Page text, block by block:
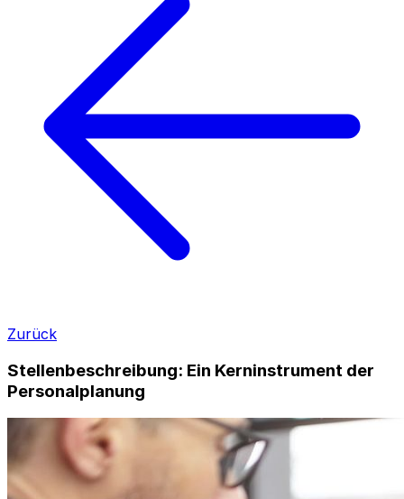
Zurück
Stellenbeschreibung: Ein Kerninstrument der
Personalplanung